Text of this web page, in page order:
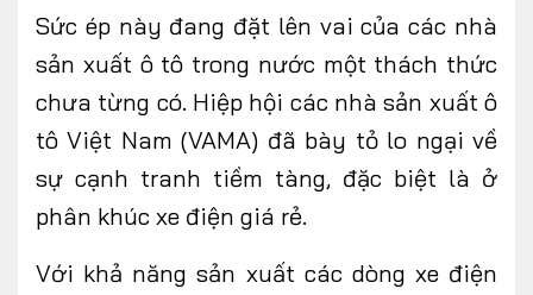
Sức ép này đang đặt lên vai của các nhà
sản xuất ô tô trong nước một thách thức
chưa từng có. Hiệp hội các nhà sản xuất ô
tô Việt Nam (VAMA) đã bày tỏ lo ngại về
sự cạnh tranh tiềm tàng, đặc biệt là ở
phân khúc xe điện giá rẻ.
Với khả năng sản xuất các dòng xe điện